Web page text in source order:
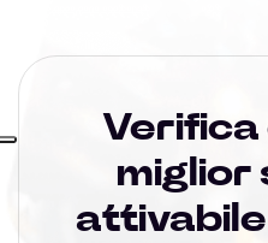
Verifica
miglior